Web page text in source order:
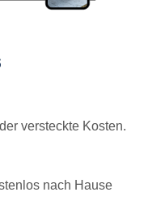
versteckte Kosten.
nach Hause